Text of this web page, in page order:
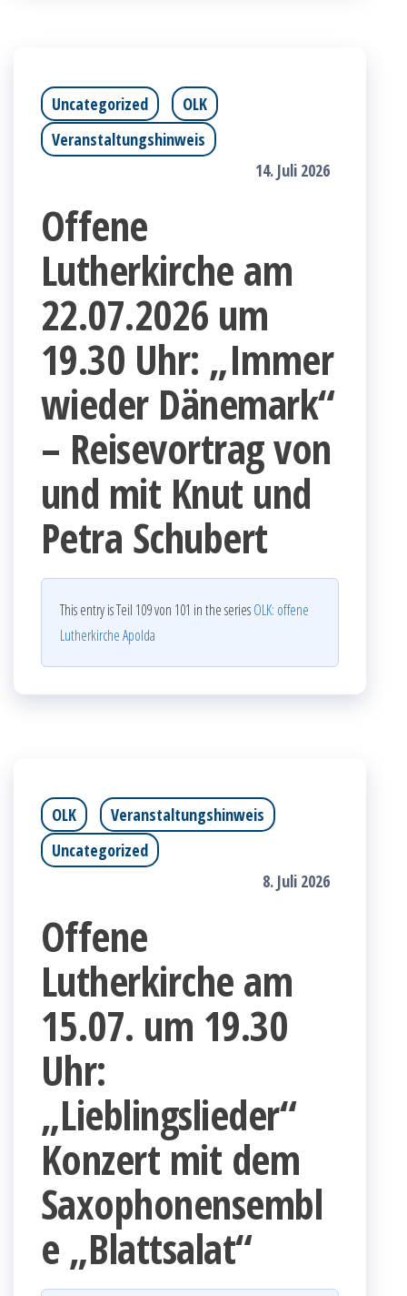
Uncategorized
OLK
Veranstaltungshinweis
14. Juli 2026
Offene
Lutherkirche am
22.07.2026 um
19.30 Uhr: „Immer
wieder Dänemark“
– Reisevortrag von
und mit Knut und
Petra Schubert
This entry is Teil 109 von 101 in the seriesOLK: offene
Lutherkirche Apolda
OLK
Veranstaltungshinweis
Uncategorized
8. Juli 2026
Offene
Lutherkirche am
15.07. um 19.30
Uhr:
„Lieblingslieder“
Konzert mit dem
Saxophonensembl
e „Blattsalat“